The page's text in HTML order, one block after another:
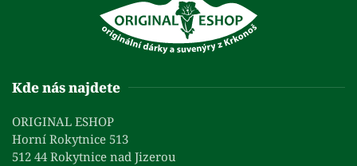
Kde nás najdete
ORIGINAL ESHOP
Horní Rokytnice 513
512 44 Rokytnice nad Jizerou